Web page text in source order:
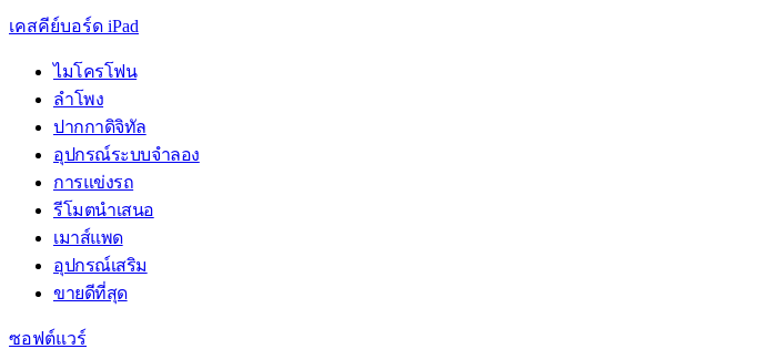
เคสคีย์บอร์ด iPad
ไมโครโฟน
ลำโพง
ปากกาดิจิทัล
อุปกรณ์ระบบจำลอง
การแข่งรถ
รีโมตนำเสนอ
เมาส์แพด
อุปกรณ์เสริม
ขายดีที่สุด
ซอฟต์แวร์